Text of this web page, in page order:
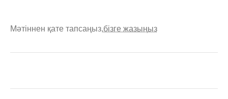
Мәтіннен қате тапсаңыз,бізге жазыңыз